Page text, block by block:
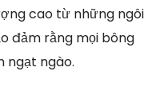
cao từ những ngôi
đảm rằng mọi bông
ngạt ngào.